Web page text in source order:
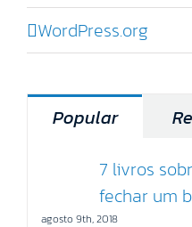
WordPress.org
Popular
7 livros
fechar um
agosto 9th, 2018